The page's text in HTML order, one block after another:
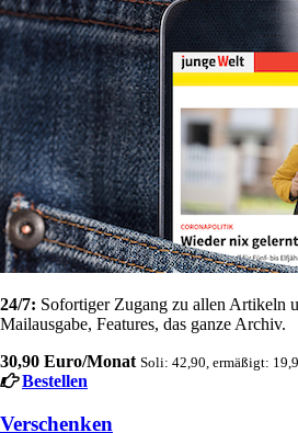
24/7: Sofortiger Zugang zu allen Artikeln
Mailausgabe, Features, das ganze Archiv.
30,90 Euro/Monat Soli: 42,90, ermäßigt:
Bestellen
Verschenken